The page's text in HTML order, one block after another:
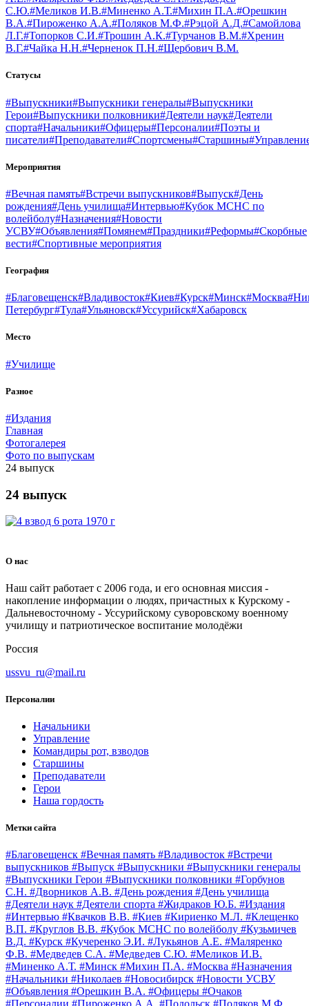
С.Ю.#Меликов И.В.#Миненко А.Т.#Михин П.А.#Орешкин
В.А.#Пироженко А.А.#Поляков М.Ф.#Рэцой А.Д.#Самойлова
Л.Г.#Топорков С.И.#Трошин А.К.#Турчанов В.М.#Хренин
В.Г.#Чайка Н.Н.#Черненок П.Н.#Щербович В.М.
Статусы
#Выпускники#Выпускники генералы#Выпускники
Герои#Выпускники полковники#Деятели наук#Деятели
спорта#Начальники#Офицеры#Персоналии#Поэты и
писатели#Преподаватели#Спортсмены#Старшины
Мероприятия
#Вечная память#Встречи выпускников#Выпуск#День
рождения#День училища#Интервью#Кубок МСНС по
волейболу#Назначения#Новости
УСВУ#Объявления#Помянем#Праздники#Реформы#Скорбные
вести#Спортивные мероприятия
География
#Благовещенск#Владивосток#Киев#Курск#Минск#Москва
Петербург#Тула#Ульяновск#Уссурийск#Хабаровск
Место
#Училище
Разное
#Издания
Главная
Фотогалерея
Фото по выпускам
24 выпуск
24 выпуск
О нас
Наш сайт работает с 2006 года, и его основная миссия -
накопление информации о людях, причастных к Курскому -
Дальневосточному - Уссурийскому суворовскому военному
училищу и патриотическое воспитание молодёжи
Россия
ussvu_ru@mail.ru
Персоналии
Начальники
Управление
Командиры рот, взводов
Старшины
Преподаватели
Герои
Наша гордость
Метки сайта
#Благовещенск #Вечная память #Владивосток #Встречи
выпускников #Выпуск #Выпускники #Выпускники генералы
#Выпускники Герои #Выпускники полковники #Горбунов
С.Н. #Дворников А.В. #День рождения #День училища
#Деятели наук #Деятели спорта #Жидраков Ю.Б. #Издания
#Интервью #Квачков В.В. #Киев #Кириенко М.Л. #Клещенко
В.П. #Круглов В.В. #Кубок МСНС по волейболу #Кузьмичев
В.Д. #Курск #Кучеренко Э.И. #Лукьянов А.Е. #Маляренко
Ф.В. #Медведев С.А. #Медведев С.Ю. #Меликов И.В.
#Миненко А.Т. #Минск #Михин П.А. #Москва #Назначения
#Начальники #Николаев #Новосибирск #Новости УСВУ
#Объявления #Орешкин В.А. #Офицеры #Очаков